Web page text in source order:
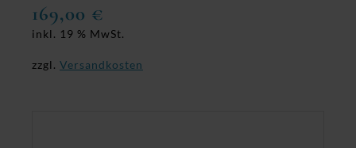
169,00 €
inkl. 19 % MwSt.
zzgl. Versandkosten